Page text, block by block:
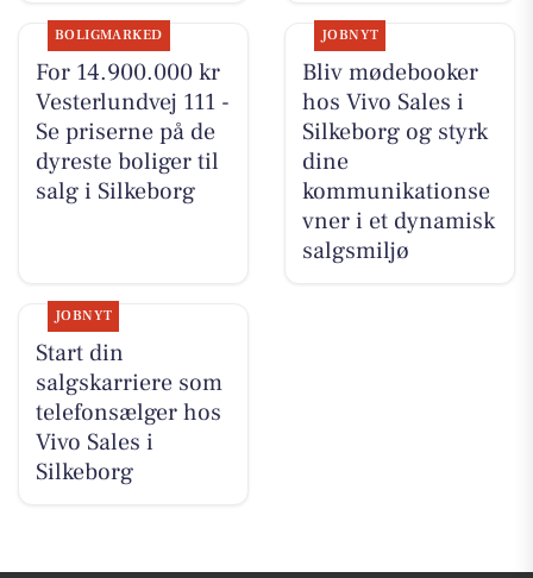
BOLIGMARKED
For 14.900.000 kr
Vesterlundvej 111 -
Se priserne på de
dyreste boliger til
salg i Silkeborg
JOBNYT
Bliv mødebooker
hos Vivo Sales i
Silkeborg og styrk
dine
kommunikationse
vner i et dynamisk
salgsmiljø
JOBNYT
Start din
salgskarriere som
telefonsælger hos
Vivo Sales i
Silkeborg